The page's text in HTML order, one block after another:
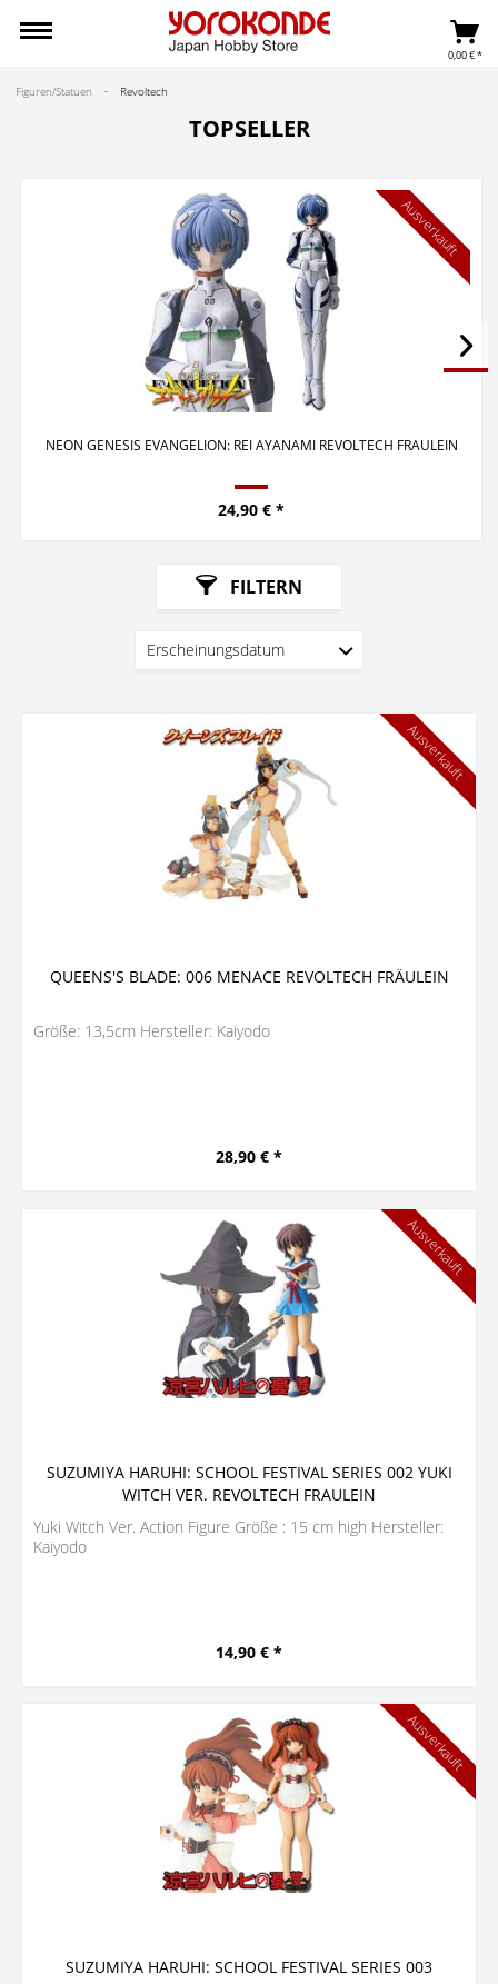
0,00 € *
Figuren/Statuen Revoltech
TOPSELLER
NEON GENESIS EVANGELION: REI AYANAMI REVOLTECH FRAULEIN
Ausverkauft
24,90 € *
FILTERN
QUEENS'S BLADE: 006 MENACE REVOLTECH FRÄULEIN
Größe: 13,5cm Hersteller: Kaiyodo
Ausverkauft
28,90 € *
SUZUMIYA HARUHI: SCHOOL FESTIVAL SERIES 002 YUKI
WITCH VER. REVOLTECH FRAULEIN
Yuki Witch Ver. Action Figure Größe : 15 cm high Hersteller:
Kaiyodo
Ausverkauft
14,90 € *
SUZUMIYA HARUHI: SCHOOL FESTIVAL SERIES 003
Ausverkauft